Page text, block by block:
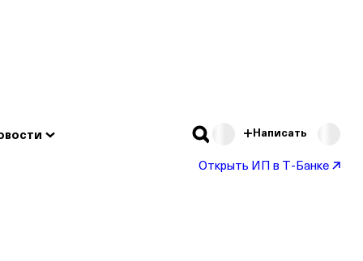
Написать
Открыть ИП в Т‑Банке